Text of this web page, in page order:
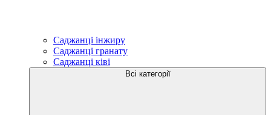
Саджанці інжиру
Саджанці гранату
Саджанці ківі
Всі категорії